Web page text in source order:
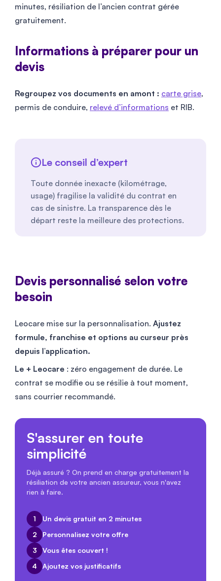
minutes, résiliation de l’ancien contrat gérée
gratuitement.
Informations à préparer pour un
devis
Regroupez vos documents en amont : carte grise,
permis de conduire, relevé d’informations et RIB.
Le conseil d’expert
Toute donnée inexacte (kilométrage,
usage) fragilise la validité du contrat en
cas de sinistre. La transparence dès le
départ reste la meilleure des protections.
Devis personnalisé selon votre
besoin
Leocare mise sur la personnalisation. Ajustez
formule, franchise et options au curseur près
depuis l’application.
Le + Leocare : zéro engagement de durée. Le
contrat se modifie ou se résilie à tout moment,
sans courrier recommandé.
S'assurer en toute
simplicité
Déjà assuré ? On prend en charge gratuitement la
résiliation de votre ancien assureur, vous n'avez
rien à faire.
1
Un devis gratuit en 2 minutes
2
Personnalisez votre offre
3
Vous êtes couvert !
4
Ajoutez vos justificatifs